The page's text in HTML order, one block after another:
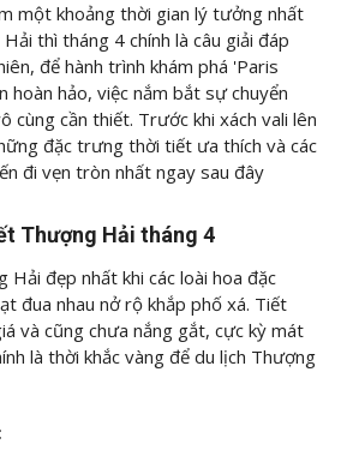
một khoảng thời gian lý tưởng nhất
thì tháng 4 chính là câu giải đáp
để hành trình khám phá 'Paris
hảo, việc nắm bắt sự chuyển
cùng cần thiết. Trước khi xách vali lên
đặc trưng thời tiết ưa thích và các
đi vẹn tròn nhất ngay sau đây
Thượng Hải tháng 4
Hải đẹp nhất khi các loài hoa đặc
đua nhau nở rộ khắp phố xá. Tiết
và cũng chưa nắng gắt, cực kỳ mát
là thời khắc vàng để du lịch Thượng